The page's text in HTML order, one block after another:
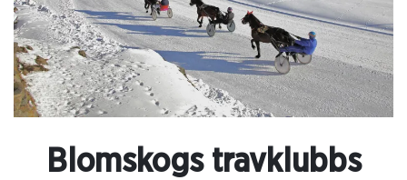
Blomskogs travklubbs